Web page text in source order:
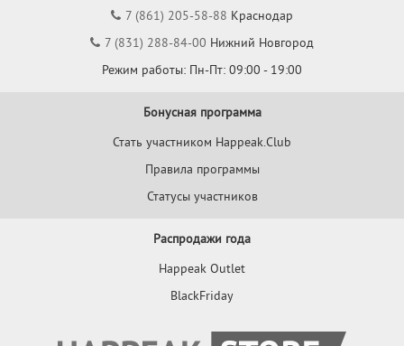
7 (861) 205-58-88 Краснодар
7 (831) 288-84-00 Нижний Новгород
Режим работы: Пн-Пт: 09:00 - 19:00
Бонусная программа
Стать участником Happeak.Club
Правила программы
Статусы участников
Распродажи года
Happeak Outlet
BlackFriday